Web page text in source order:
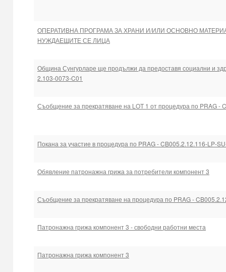
ОПЕРАТИВНА ПРОГРАМА ЗА ХРАНИ И/ИЛИ ОСНОВНО
НУЖДАЕЩИТЕ СЕ ЛИЦА
Община Сунгурларе ще продължи да предоставя социални и
2.103-0073-C01
Съобщение за прекратяване на LOT 1 от процедура по PRAG -
Покана за участие в процедура по PRAG - CB005.2.12.116-LP-
Обявление патронажна грижа за потребители компонент 3
Съобщение за прекратяване на процедура по PRAG -
Патронажна грижа компонент 3 - свободни работни места
Патронажна грижа компонент 3